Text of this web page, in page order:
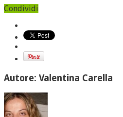
Condividi
Autore: Valentina Carella